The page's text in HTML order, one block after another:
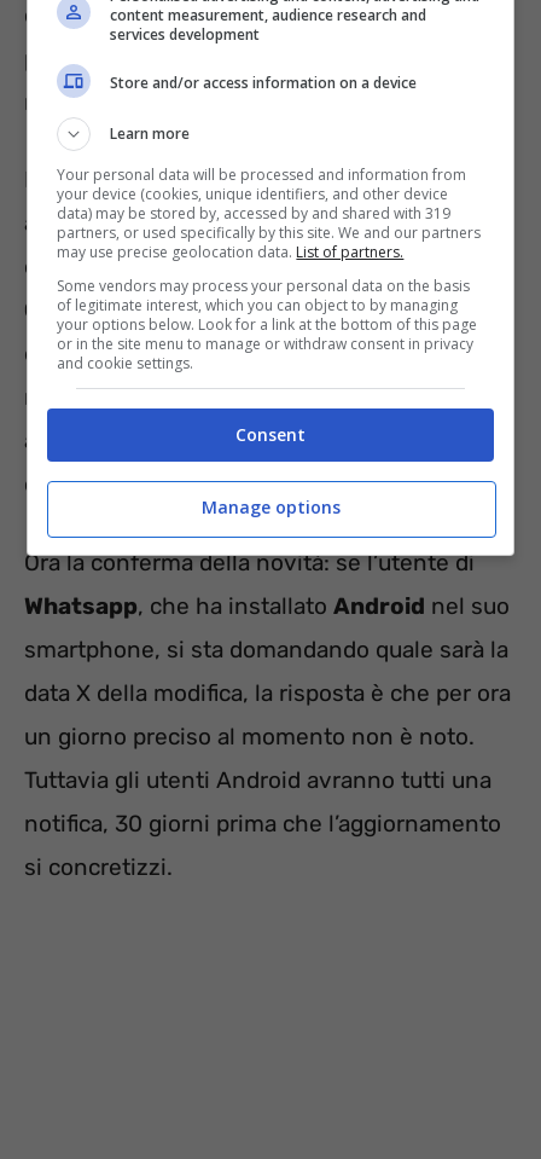
citato backup occuperà spazio utile su quella
piattaforma che il colosso dei motori di
ricerca offre in utilizzo agli utenti.
Non è una vera e propria novità, dato che già
a novembre 2023Googleaveva anticipato
che il backup delle chat WhatsApp
Google Driveavrebbe perso il connotato
della non-limitazione, entro alcuni mesi. Ma
nello scorso autunno il team di WhatsApp non
aveva dato dettagli precisi sulle tempistiche
collegate al varo della modifica.
Ora la conferma della novità: se l’utente di
Whatsapp, che ha installato Android nel suo
smartphone, si sta domandando quale sarà la
data X della modifica, la risposta è che per ora
un giorno preciso al momento non è noto.
Tuttavia gli utenti Android avranno tutti una
notifica, 30 giorni prima che l’aggiornamento
si concretizzi.
content measurement, audience research and
services development
Store and/or access information on a device
Learn more
Your personal data will be processed and information from
your device (cookies, unique identifiers, and other device
data) may be stored by, accessed by and shared with 319
partners, or used specifically by this site. We and our partners
may use precise geolocation data. List of partners.
Some vendors may process your personal data on the basis
of legitimate interest, which you can object to by managing
your options below. Look for a link at the bottom of this page
or in the site menu to manage or withdraw consent in privacy
and cookie settings.
Consent
Manage options